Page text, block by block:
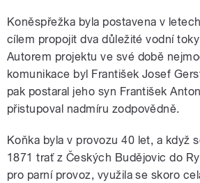
Koněspřežka byla postavena v
cílem propojit dva důležité vodní toky
Autorem projektu ve své době
komunikace byl František Josef
pak postaral jeho syn František
přistupoval nadmíru zodpovědně.
Koňka byla v provozu 40 let, a když
1871 trať z Českých Budějovic do
pro parní provoz, využila se skoro